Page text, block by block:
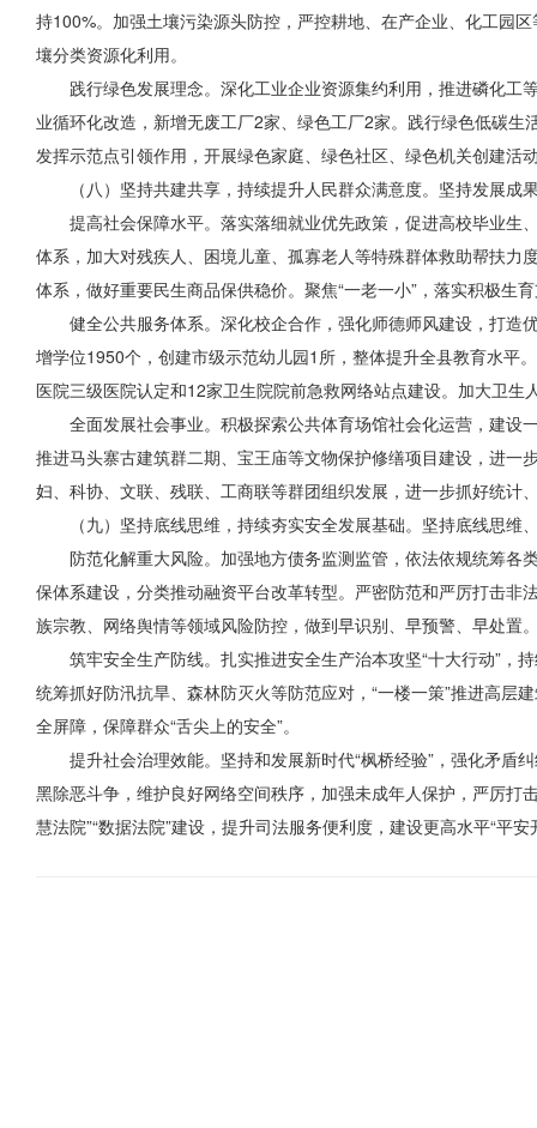
持100%。加强土壤污染源头防控，严控耕地、在产企业、化工园
壤分类资源化利用。
践行绿色发展理念。深化工业企业资源集约利用，推进磷化
业循环化改造，新增无废工厂2家、绿色工厂2家。践行绿色低碳
发挥示范点引领作用，开展绿色家庭、绿色社区、绿色机关创建活
（八）坚持共建共享，持续提升人民群众满意度。坚持发展
提高社会保障水平。落实落细就业优先政策，促进高校毕业
体系，加大对残疾人、困境儿童、孤寡老人等特殊群体救助帮扶力
体系，做好重要民生商品保供稳价。聚焦“一老一小”，落实积极生
健全公共服务体系。深化校企合作，强化师德师风建设，打
增学位1950个，创建市级示范幼儿园1所，整体提升全县教育水平
医院三级医院认定和12家卫生院院前急救网络站点建设。加大卫
全面发展社会事业。积极探索公共体育场馆社会化运营，建
推进马头寨古建筑群二期、宝王庙等文物保护修缮项目建设，进
妇、科协、文联、残联、工商联等群团组织发展，进一步抓好统
（九）坚持底线思维，持续夯实安全发展基础。坚持底线思
防范化解重大风险。加强地方债务监测监管，依法依规统筹各
保体系建设，分类推动融资平台改革转型。严密防范和严厉打击
族宗教、网络舆情等领域风险防控，做到早识别、早预警、早处
筑牢安全生产防线。扎实推进安全生产治本攻坚“十大行动”，
统筹抓好防汛抗旱、森林防灭火等防范应对，“一楼一策”推进高
全屏障，保障群众“舌尖上的安全”。
提升社会治理效能。坚持和发展新时代“枫桥经验”，强化矛盾
黑除恶斗争，维护良好网络空间秩序，加强未成年人保护，严厉
慧法院”“数据法院”建设，提升司法服务便利度，建设更高水平“平安